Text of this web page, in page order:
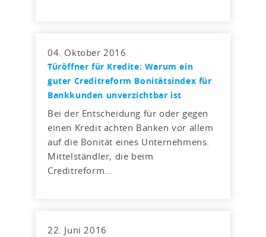
04. Oktober 2016
Türöffner für Kredite: Warum ein
guter Creditreform Bonitätsindex für
Bankkunden unverzichtbar ist
Bei der Entscheidung für oder gegen
einen Kredit achten Banken vor allem
auf die Bonität eines Unternehmens.
Mittelständler, die beim
Creditreform…
22. Juni 2016